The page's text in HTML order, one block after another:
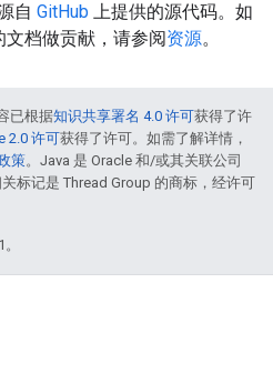
自 GitHub 上提供的源代码。如
档做贡献，请参阅资源。
已根据知识共享署名 4.0 许可获得了许
2.0 许可获得了许可。如需了解详情，
策。Java 是 Oracle 和/或其关联公司
标记是 Thread Group 的商标，经许可